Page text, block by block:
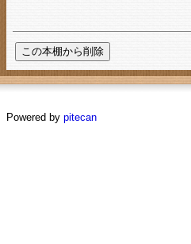
Powered by pitecan